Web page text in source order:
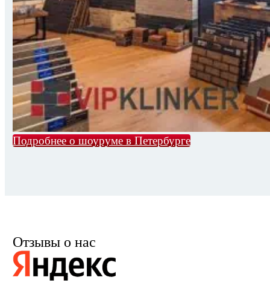
Подробнее о шоуруме в Петербурге
Отзывы о нас